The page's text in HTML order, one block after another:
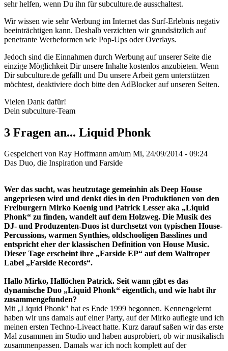
sehr helfen, wenn Du ihn für subculture.de ausschaltest.
Wir wissen wie sehr Werbung im Internet das Surf-Erlebnis negativ
beeinträchtigen kann. Deshalb verzichten wir grundsätzlich auf
penetrante Werbeformen wie Pop-Ups oder Overlays.
Jedoch sind die Einnahmen durch Werbung auf unserer Seite die
einzige Möglichkeit Dir unsere Inhalte kostenlos anzubieten. Wenn
Dir subculture.de gefällt und Du unsere Arbeit gern unterstützen
möchtest, deaktiviere doch bitte den AdBlocker auf unseren Seiten.
Vielen Dank dafür!
Dein subculture-Team
3 Fragen an... Liquid Phonk
Gespeichert von Ray Hoffmann am/um Mi, 24/09/2014 - 09:24
Das Duo, die Inspiration und Farside
Wer das sucht, was heutzutage gemeinhin als Deep House
angepriesen wird und denkt dies in den Produktionen von den
Freiburgern Mirko Koenig und Patrick Lesser aka „Liquid
Phonk“ zu finden, wandelt auf dem Holzweg. Die Musik des
DJ- und Produzenten-Duos ist durchsetzt von typischen House-
Percussions, warmen Synthies, oldschooligen Basslines und
entspricht eher der klassischen Definition von House Music.
Dieser Tage erscheint ihre „Farside EP“ auf dem Waltroper
Label „Farside Records“.
Hallo Mirko, Hallöchen Patrick. Seit wann gibt es das
dynamische Duo „Liquid Phonk“ eigentlich, und wie habt ihr
zusammengefunden?
Mit „Liquid Phonk" hat es Ende 1999 begonnen. Kennengelernt
haben wir uns damals auf einer Party, auf der Mirko auflegte und ich
meinen ersten Techno-Liveact hatte. Kurz darauf saßen wir das erste
Mal zusammen im Studio und haben ausprobiert, ob wir musikalisch
zusammenpassen. Damals war ich noch komplett auf der